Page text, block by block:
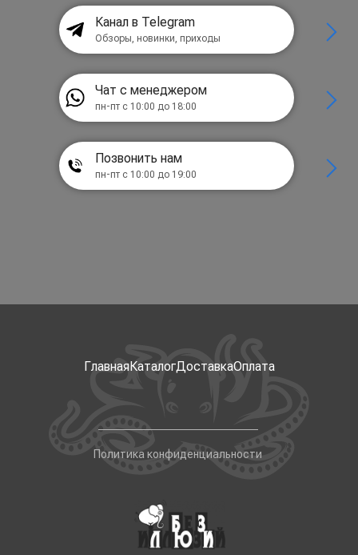
Канал в Telegram
Обзоры, новинки, приходы
Чат с менеджером
пн-пт с 10:00 до 18:00
Позвонить нам
пн-пт с 10:00 до 19:00
ГлавнаяКаталогДоставкаОплата
Политика конфиденциальности